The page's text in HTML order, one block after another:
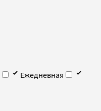
Ежедневная